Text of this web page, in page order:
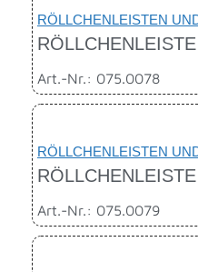
RÖLLCHENLEISTEN
Art.-Nr.: 075.0078
RÖLLCHENLEISTEN
Art.-Nr.: 075.0079